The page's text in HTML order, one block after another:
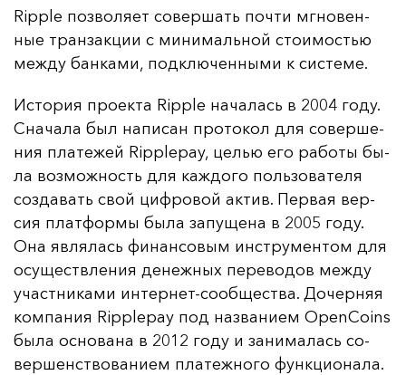
Ripple поз­во­ля­ет со­вер­шать поч­ти мгно­вен­
ные тран­зак­ции с ми­ни­маль­ной сто­имостью
меж­ду бан­ка­ми, под­клю­чен­ны­ми к сис­те­ме.
Ис­то­рия про­ек­та Ripple на­ча­лась в 2004 го­ду.
Сна­ча­ла был на­пи­сан про­то­кол для со­вер­ше­
ния пла­те­жей Ripplepay, целью его ра­бо­ты бы­
ла воз­мож­ность для каж­до­го поль­зо­ва­те­ля
соз­да­вать свой циф­ро­вой ак­тив. Пер­вая вер­
сия плат­фор­мы бы­ла за­пу­ще­на в 2005 го­ду.
Она яв­ля­лась фи­нан­со­вым инс­тру­мен­том для
осу­щест­вле­ния де­неж­ных пе­ре­во­дов меж­ду
учас­тни­ка­ми ин­тер­нет-со­об­щес­тва. До­чер­няя
ком­па­ния Ripplepay под наз­ва­ни­ем OpenCoins
бы­ла ос­но­ва­на в 2012 го­ду и за­ни­ма­лась со­
вер­шенс­тво­ва­ни­ем пла­теж­но­го фун­кци­она­ла.